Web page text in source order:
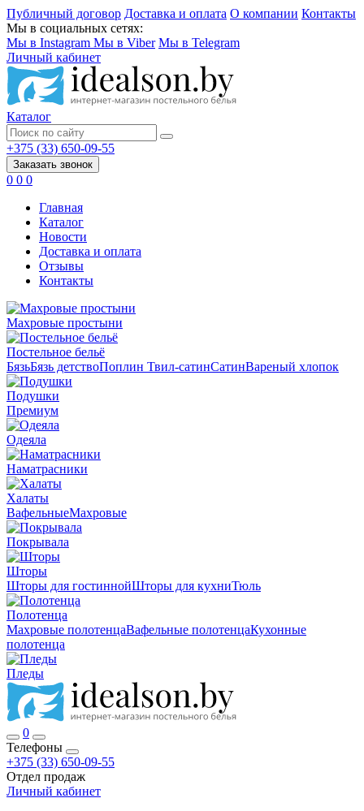
Публичный договор Доставка и оплата О компании Контакты
Мы в социальных сетях:
Мы в Instagram Мы в Viber Мы в Telegram
Личный кабинет
Каталог
+375 (33) 650-09-55
Заказать звонок
0 0 0
Главная
Каталог
Новости
Доставка и оплата
Отзывы
Контакты
Махровые простыни
Постельное бельё
БязьБязь детствоПоплин Твил-сатинСатинВареный хлопок
Подушки
Премиум
Одеяла
Наматрасники
Халаты
ВафельныеМахровые
Покрывала
Шторы
Шторы для гостиннойШторы для кухниТюль
Полотенца
Махровые полотенцаВафельные полотенцаКухонные
полотенца
Пледы
0
Телефоны
+375 (33) 650-09-55
Отдел продаж
Личный кабинет